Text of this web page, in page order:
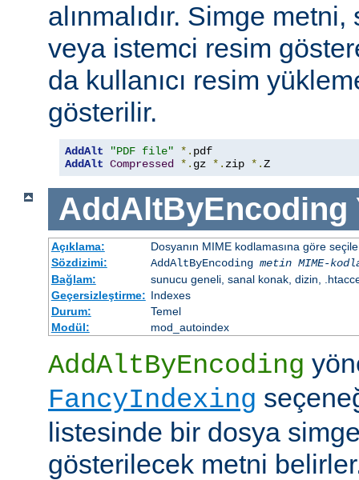
alınmalıdır. Simge
veya istemci resim
da kullanıcı resim
gösterilir.
AddAlt "PDF file" *.
AddAlt Compressed *. gz *. zip *.Z
AddAltByEncoding
Açıklama:
Dosyanın MIME kodlamasına göre
Sözdizimi:
AddAltByEncoding metin MIME-
Bağlam:
sunucu geneli, sanal konak, dizin,
Geçersizleştirme: Indexes
Durum:
Temel
Modül:
mod_autoindex
AddAltByEncoding
FancyIndexing
listesinde bir dosya
gösterilecek metni